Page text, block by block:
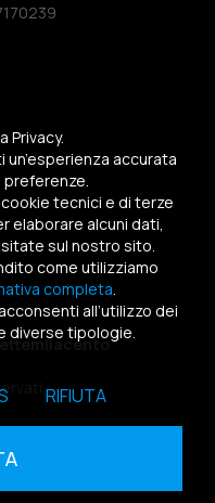
Cookies Policy
Privacy.
accurata
preferenze.
tecnici e di terze
elaborare alcuni dati,
sul nostro sito.
come utilizziamo
completa.
all’utilizzo dei
diverse tipologie.
RIFIUTA